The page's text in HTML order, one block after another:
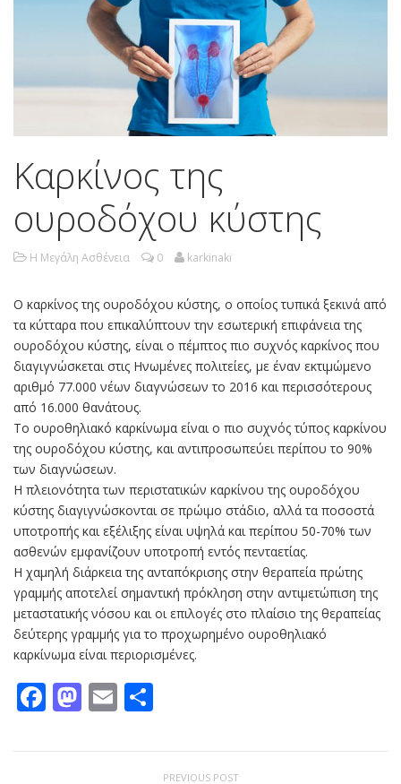
Καρκίνος της
ουροδόχου κύστης
Η Μεγάλη Ασθένεια 0 karkinaki
Ο καρκίνος της ουροδόχου κύστης, ο οποίος τυπικά ξεκινά από
τα κύτταρα που επικαλύπτουν την εσωτερική επιφάνεια της
ουροδόχου κύστης, είναι ο πέμπτος πιο συχνός καρκίνος που
διαγιγνώσκεται στις Ηνωμένες πολιτείες, με έναν εκτιμώμενο
αριθμό 77.000 νέων διαγνώσεων το 2016 και περισσότερους
από 16.000 θανάτους.
Το ουροθηλιακό καρκίνωμα είναι ο πιο συχνός τύπος καρκίνου
της ουροδόχου κύστης, και αντιπροσωπεύει περίπου το 90%
των διαγνώσεων.
Η πλειονότητα των περιστατικών καρκίνου της ουροδόχου
κύστης διαγιγνώσκονται σε πρώιμο στάδιο, αλλά τα ποσοστά
υποτροπής και εξέλιξης είναι υψηλά και περίπου 50-70% των
ασθενών εμφανίζουν υποτροπή εντός πενταετίας.
Η χαμηλή διάρκεια της ανταπόκρισης στην θεραπεία πρώτης
γραμμής αποτελεί σημαντική πρόκληση στην αντιμετώπιση της
μεταστατικής νόσου και οι επιλογές στο πλαίσιο της θεραπείας
δεύτερης γραμμής για το προχωρημένο ουροθηλιακό
καρκίνωμα είναι περιορισμένες.
Facebook
Mastodon
Email
PREVIOUS POST